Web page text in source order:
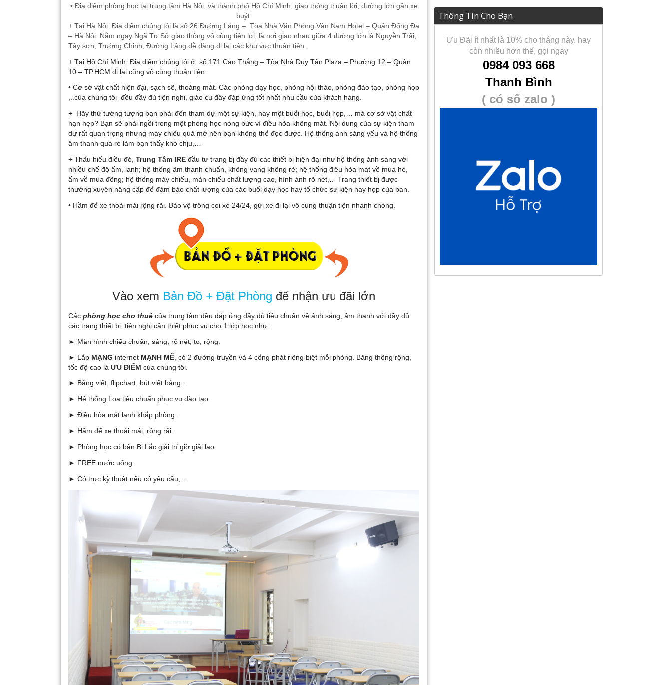
• Địa điểm phòng học tại trung tâm Hà Nội, và thành phố Hồ Chí Minh, giao thông thuận lời, đường lớn gần xe
buýt.
+ Tại Hà Nội: Địa điểm chúng tôi là số 26 Đường Láng – Tòa Nhà Văn Phòng Vân Nam Hotel – Quận Đống Đa
– Hà Nội. Nằm ngay Ngã Tư Sở giao thông vô cùng tiện lợi, là nơi giao nhau giữa 4 đường lớn là Nguyễn Trãi,
Tây sơn, Trường Chinh, Đường Láng dễ dàng đi lại các khu vưc thuận tiện.
+ Tại Hồ Chí Minh: Địa điểm chúng tôi ở số 171 Cao Thắng – Tòa Nhà Duy Tân Plaza – Phường 12 – Quận
10 – TP.HCM đi lại cũng vô cùng thuận tiện.
• Cơ sở vật chất hiện đại, sạch sẽ, thoáng mát. Các phòng dạy học, phòng hội thảo, phòng đào tạo, phòng họp
,..của chúng tôi đều đầy đủ tiện nghi, giáo cụ đầy đáp ứng tốt nhất nhu cầu của khách hàng.
+ Hãy thử tưởng tượng bạn phải đến tham dự một sự kiện, hay một buổi học, buổi họp,… mà cơ sở vật chất
hạn hẹp? Bạn sẽ phải ngồi trong một phòng học nóng bức vì điều hòa không mát. Nội dung của sự kiện tham
dự rất quan trọng nhưng máy chiếu quá mờ nên bạn không thể đọc được. Hệ thống ánh sáng yếu và hệ thống
âm thanh quá rè làm bạn thấy khó chịu,…
+ Thấu hiểu điều đó, Trung Tâm IRE đầu tư trang bị đầy đủ các thiết bị hiện đại như hệ thống ánh sáng với
nhiều chế độ ấm, lanh; hệ thống âm thanh chuẩn, không vang không rè; hệ thống điều hòa mát về mùa hè,
ấm về mùa đông; hệ thống máy chiếu, màn chiếu chất lượng cao, hình ảnh rõ nét,… Trang thiết bị được
thường xuyên nâng cấp để đảm bảo chất lượng của các buổi dạy học hay tổ chức sự kiện hay họp của ban.
• Hầm để xe thoải mái rộng rãi. Bảo vệ trông coi xe 24/24, gửi xe đi lại vô cùng thuận tiện nhanh chóng.
Vào xem Bản Đồ + Đặt Phòng để nhận ưu đãi lớn
Các phòng học cho thuê của trung tâm đều đáp ứng đầy đủ tiêu chuẩn về ánh sáng, âm thanh với đầy đủ
các trang thiết bị, tiện nghi cần thiết phục vụ cho 1 lớp học như:
► Màn hình chiếu chuẩn, sáng, rõ nét, to, rộng.
► Lắp MẠNG internet MẠNH MẼ , có 2 đường truyền và 4 cổng phát riêng biệt mỗi phòng. Băng thông rộng,
tốc độ cao là ƯU ĐIỂM của chúng tôi.
► Bảng viết, flipchart, bút viết bảng…
► Hệ thống Loa tiêu chuẩn phục vụ đào tạo
► Điều hòa mát lạnh khắp phòng.
► Hầm để xe thoải mái, rộng rãi.
► Phòng học có bàn Bi Lắc giải trí giờ giải lao
► FREE nước uống.
► Có trực kỹ thuật nếu có yêu cầu,…
Thông Tin Cho Bạn
Ưu Đãi ít nhất là 10% cho tháng này, hay
còn nhiều hơn thế, gọi ngay
0984 093 668
Thanh Bình
( có số zalo )